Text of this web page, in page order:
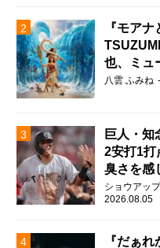
『モアナ
也、ミュ
チャーで
八雲 ふみね
巨人・知
2安打1打
臭さを感
ンツには
ショウアッ
2026.08.05
『だぁ